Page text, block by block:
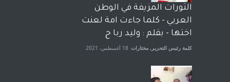
الحكومة الأمريكية ، فأعطوه
الجنسية عن يد وهم صاغرون،
آراء حرة مختارات 7 أبريل، 2023
الثورات المزيفة في الوطن
العربي - كلما جاءت امة لعنت
اختها - بقلم : وليد ربا ح
كلمة رئيس التحرير , مختارات 18 أغسطس، 2021